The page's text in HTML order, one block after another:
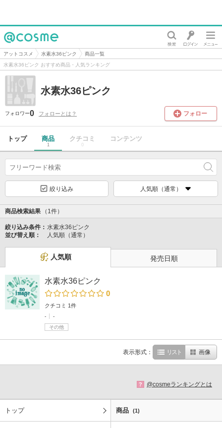
@cosme
アットコスメ 水素水36ピンク
商品一覧
水素水36ピンク おすすめ商品・人気ランキング
水素水36ピンク
フォロワー0 フォローとは？ フォロー
トップ 商品
1
クチコミ
0
コンテンツ
絞り込み 人気順（通常）
商品検索結果 （1件）
絞り込み条件： 水素水36ピンク
並び替え順：
人気順（通常）
人気順 発売日順
水素水36ピンク
0
クチコミ 1件
-
-
その他
表示形式： リスト 画像
? @cosmeランキングとは
トップ 商品 (1)